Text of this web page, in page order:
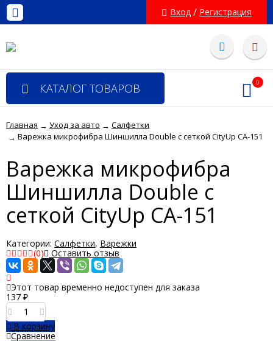
Вход / Регистрация
КАТАЛОГ ТОВАРОВ 0
Главная → Уход за авто → Салфетки
→ Варежка микрофибра Шиншилла Double с сеткой CityUp СА-151
Варежка микрофибра
Шиншилла Double с
сеткой CityUp СА-151
Категории: Салфетки, Варежки
(0)
Оставить отзыв
Этот товар временно недоступен для заказа
137 ₽
В корзину
Сравнение